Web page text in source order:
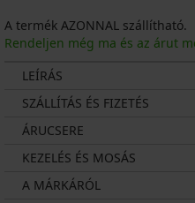
A termék AZONNAL szállítható.
Rendeljen még ma és az árut
LEÍRÁS
SZÁLLÍTÁS ÉS FIZETÉS
ÁRUCSERE
KEZELÉS ÉS MOSÁS
A MÁRKÁRÓL